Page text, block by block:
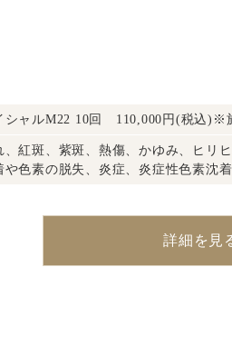
シャルM22 10回 110,000円(税込)※
紅斑、紫斑、熱傷、かゆみ、ヒリヒ
や色素の脱失、炎症、炎症性色素沈着
詳細を見